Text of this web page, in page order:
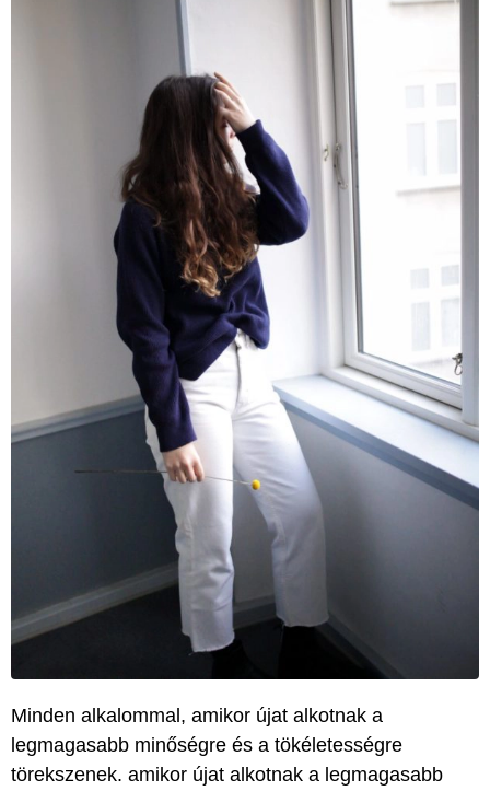
Minden alkalommal, amikor újat alkotnak a
legmagasabb minőségre és a tökéletességre
törekszenek. amikor újat alkotnak a legmagasabb